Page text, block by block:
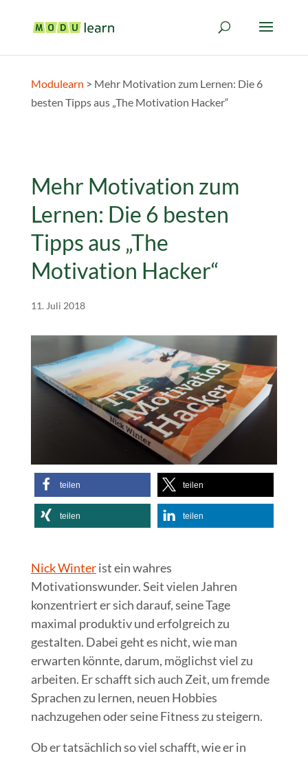
Modulearn > Mehr Motivation zum Lernen: Die 6
besten Tipps aus „The Motivation Hacker“
Mehr Motivation zum
Lernen: Die 6 besten
Tipps aus „The
Motivation Hacker“
11. Juli 2018
teilen teilen
teilen teilen
Nick Winterist ein wahres
Motivationswunder. Seit vielen Jahren
konzentriert er sich darauf, seine Tage
maximal produktiv und erfolgreich zu
gestalten. Dabei geht es nicht, wie man
erwarten könnte, darum, möglichst viel zu
arbeiten. Er schafft sich auch Zeit, um fremde
Sprachen zu lernen, neuen Hobbies
nachzugehen oder seine Fitness zu steigern.
Ob er tatsächlich so viel schafft, wie er in